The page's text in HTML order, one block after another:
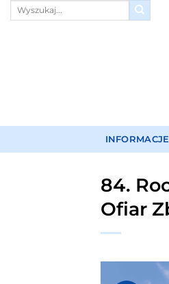
Przewiń
INFORMACJE
84.
Ofiar